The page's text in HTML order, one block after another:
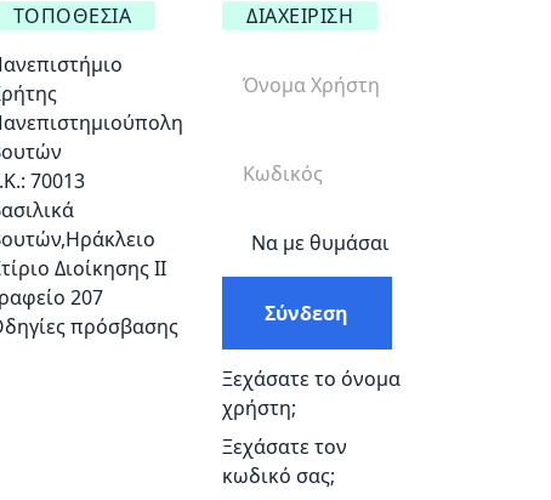
ΤΟΠΟΘΕΣΊΑ
70013
Διοίκησης ΙΙ
207
πρόσβασης
ΔΙΑΧΕΊΡΙΣΗ
Να με θυμάσαι
Σύνδεση
Ξεχάσατε το όνομα
χρήστη;
Ξεχάσατε τον
κωδικό σας;